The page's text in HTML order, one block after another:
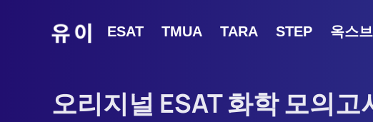
ESAT TMUA TARA STEP 옥스
오리지널 ESAT 화학 모의고